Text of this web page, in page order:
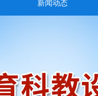
新闻动态